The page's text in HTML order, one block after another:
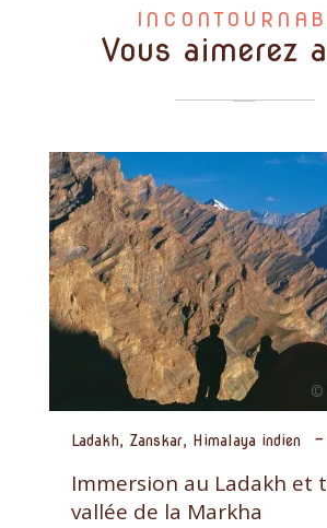
Vous aimerez
Ladakh, Zanskar, Himalaya indien -
Immersion au Ladakh et
vallée de la Markha